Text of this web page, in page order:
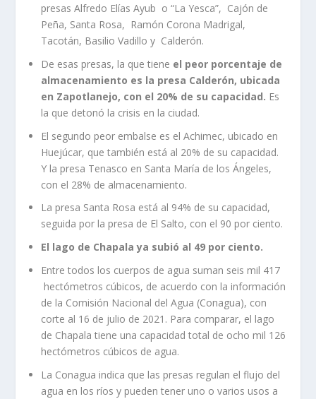
presas Alfredo Elías Ayub o “La Yesca”, Cajón de
Peña, Santa Rosa, Ramón Corona Madrigal,
Tacotán, Basilio Vadillo y Calderón.
De esas presas, la que tiene el peor porcentaje de
almacenamiento es la presa Calderón, ubicada
en Zapotlanejo, con el 20% de su capacidad. Es
la que detonó la crisis en la ciudad.
El segundo peor embalse es el Achimec, ubicado en
Huejúcar, que también está al 20% de su capacidad.
Y la presa Tenasco en Santa María de los Ángeles,
con el 28% de almacenamiento.
La presa Santa Rosa está al 94% de su capacidad,
seguida por la presa de El Salto, con el 90 por ciento.
El lago de Chapala ya subió al 49 por ciento.
Entre todos los cuerpos de agua suman seis mil 417
hectómetros cúbicos, de acuerdo con la información
de la Comisión Nacional del Agua (Conagua), con
corte al 16 de julio de 2021. Para comparar, el lago
de Chapala tiene una capacidad total de ocho mil 126
hectómetros cúbicos de agua.
La Conagua indica que las presas regulan el flujo del
agua en los ríos y pueden tener uno o varios usos a